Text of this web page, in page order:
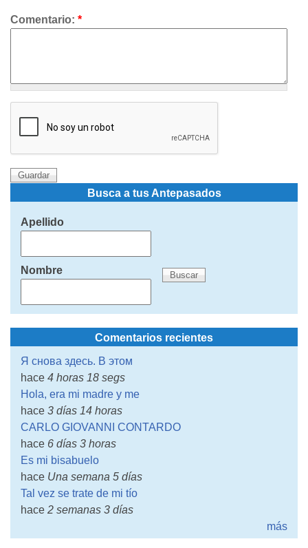
Comentario: *
Busca a tus Antepasados
Apellido
Nombre
Comentarios recientes
Я снова здесь. В этом
hace 4 horas 18 segs
Hola, era mi madre y me
hace 3 días 14 horas
CARLO GIOVANNI CONTARDO
hace 6 días 3 horas
Es mi bisabuelo
hace Una semana 5 días
Tal vez se trate de mi tío
hace 2 semanas 3 días
más